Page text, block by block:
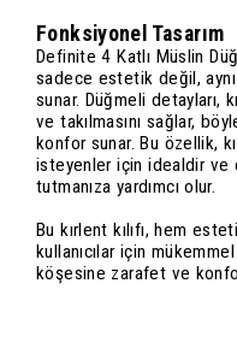
Fonksiyonel Tasarım
Definite 4 Katlı Müslin
sadece estetik değil,
sunar. Düğmeli detayları,
ve takılmasını sağlar,
konfor sunar. Bu özellik,
isteyenler için idealdir ve
tutmanıza yardımcı olur.
Bu kırlent kılıfı, hem
kullanıcılar için
köşesine zarafet ve